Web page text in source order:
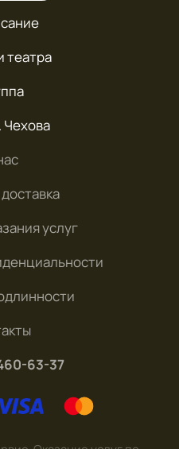
театра
услуг
63-37